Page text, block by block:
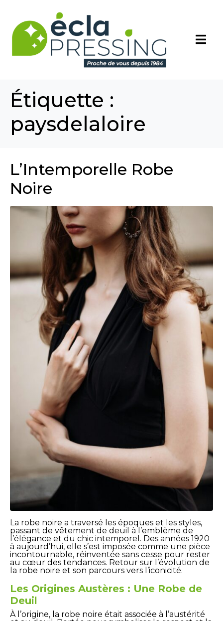
Étiquette :
paysdelaloire
L’Intemporelle Robe
Noire
La robe noire a traversé les époques et les styles,
passant de vêtement de deuil à l’emblème de
l’élégance et du chic intemporel. Des années 1920
à aujourd’hui, elle s’est imposée comme une pièce
incontournable, réinventée sans cesse pour rester
au cœur des tendances. Retour sur l’évolution de
la robe noire et son parcours vers l’iconicité.
Les Origines Austères : Une Robe de
Deuil
À l’origine, la robe noire était associée à l’austérité